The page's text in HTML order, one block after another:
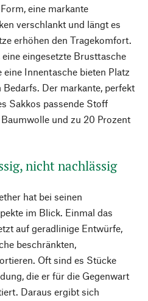
eine markante
verschlankt und längt es
erhöhen den Tragekomfort.
eingesetzte Brusttasche
Innentasche bieten Platz
Der markante, perfekt
Sakkos passende Stoff
und zu 20 Prozent
nicht nachlässig
hat bei seinen
im Blick. Einmal das
auf geradlinige Entwürfe,
beschränkten,
Oft sind es Stücke
die er für die Gegenwart
Daraus ergibt sich